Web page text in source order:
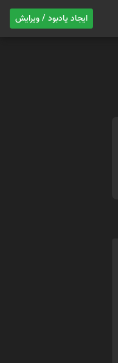
ایجاد یادبود / ویرایش